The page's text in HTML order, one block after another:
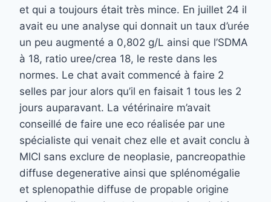
et qui a toujours était très mince. En juillet 24 il
avait eu une analyse qui donnait un taux d’urée
un peu augmenté a 0,802 g/L ainsi que l’SDMA
à 18, ratio uree/crea 18, le reste dans les
normes. Le chat avait commencé à faire 2
selles par jour alors qu’il en faisait 1 tous les 2
jours auparavant. La vétérinaire m’avait
conseillé de faire une eco réalisée par une
spécialiste qui venait chez elle et avait conclu à
MICI sans exclure de neoplasie, pancreopathie
diffuse degenerative ainsi que splénomégalie
et splenopathie diffuse de propable origine